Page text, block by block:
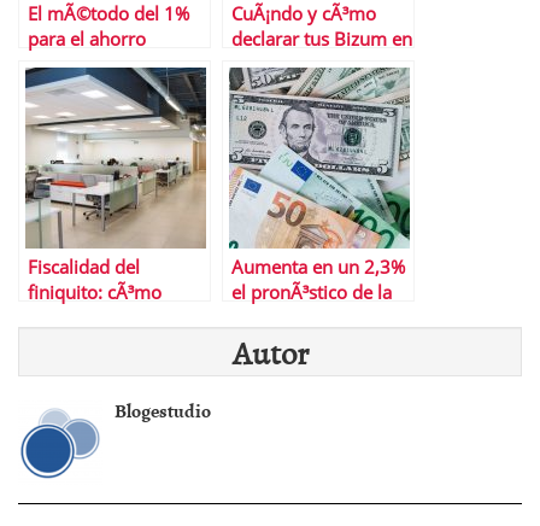
El mÃ©todo del 1%
para el ahorro
CuÃ¡ndo y cÃ³mo
declarar tus Bizum en
la renta
Fiscalidad del
finiquito: cÃ³mo
Aumenta en un 2,3%
el pronÃ³stico de la
crecimiento mundial
este aÃ±o
Autor
Blogestudio